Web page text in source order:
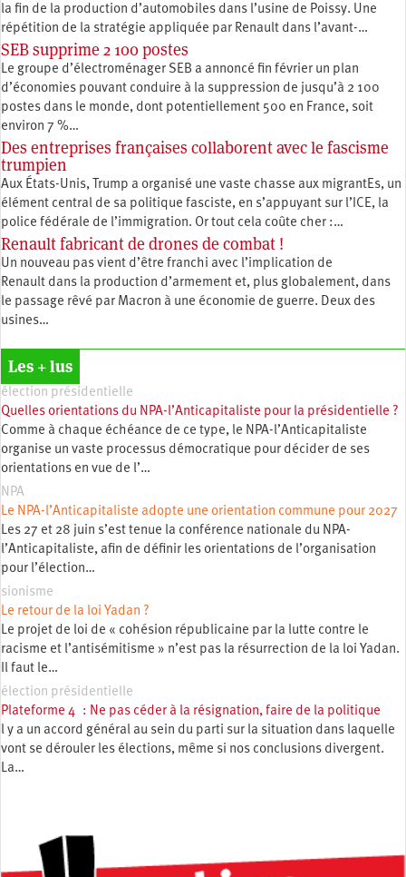
la fin de la production d’automobiles dans l’usine de Poissy. Une
répétition de la stratégie appliquée par Renault dans l’avant-…
SEB supprime 2 100 postes
Le groupe d’électroménager SEB a annoncé fin février un plan
d’économies pouvant conduire à la suppression de jusqu’à 2 100
postes dans le monde, dont potentiellement 500 en France, soit
environ 7 %…
Des entreprises françaises collaborent avec le fascisme
trumpien
Aux États-Unis, Trump a organisé une vaste chasse aux migrantEs, un
élément central de sa politique fasciste, en s’appuyant sur l’ICE, la
police fédérale de l’immigration. Or tout cela coûte cher :…
Renault fabricant de drones de combat !
Un nouveau pas vient d’être franchi avec l’implication de
Renault dans la production d’armement et, plus globalement, dans
le passage rêvé par Macron à une économie de guerre. Deux des
usines…
Les + lus
élection présidentielle
Quelles orientations du NPA-l’Anticapitaliste pour la présidentielle ?
Comme à chaque échéance de ce type, le NPA-l’Anticapitaliste
organise un vaste processus démocratique pour décider de ses
orientations en vue de l’…
NPA
Le NPA-l’Anticapitaliste adopte une orientation commune pour 2027
Les 27 et 28 juin s’est tenue la conférence nationale du NPA-
l’Anticapitaliste, afin de définir les orientations de l’organisation
pour l’élection…
sionisme
Le retour de la loi Yadan ?
Le projet de loi de « cohésion républicaine par la lutte contre le
racisme et l’antisémitisme » n’est pas la résurrection de la loi Yadan.
Il faut le…
élection présidentielle
Plateforme 4 : Ne pas céder à la résignation, faire de la politique
l y a un accord général au sein du parti sur la situation dans laquelle
vont se dérouler les élections, même si nos conclusions divergent.
La…